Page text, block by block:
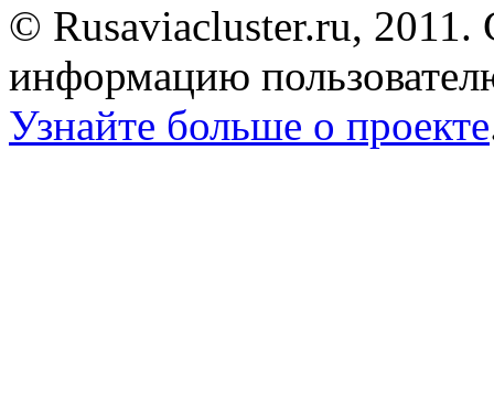
© Rusaviacluster.ru, 2011.
информацию
Узнайте больше о проекте